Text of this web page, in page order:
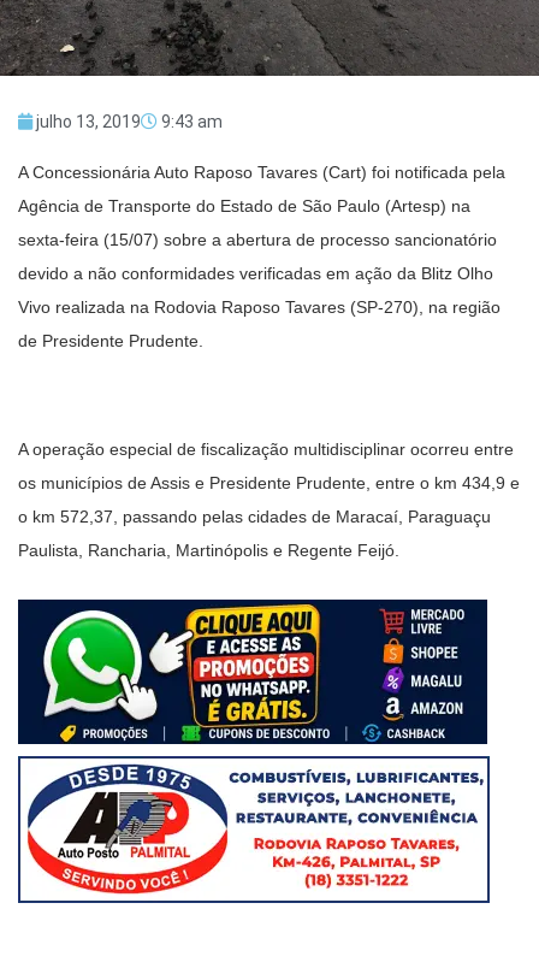
julho 13, 2019 9:43 am
A Concessionária Auto Raposo Tavares (Cart) foi notificada pela
Agência de Transporte do Estado de São Paulo (Artesp) na
sexta-feira (15/07) sobre a abertura de processo sancionatório
devido a não conformidades verificadas em ação da Blitz Olho
Vivo realizada na Rodovia Raposo Tavares (SP-270), na região
de Presidente Prudente.
A operação especial de fiscalização multidisciplinar ocorreu entre
os municípios de Assis e Presidente Prudente, entre o km 434,9 e
o km 572,37, passando pelas cidades de Maracaí, Paraguaçu
Paulista, Rancharia, Martinópolis e Regente Feijó.